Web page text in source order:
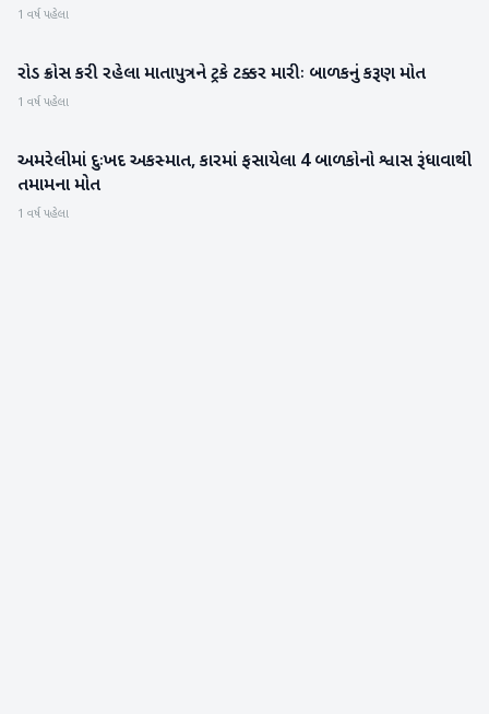
1 વર્ષ પહેલા
બનાસકાંઠા
રોડ ક્રોસ કરી રહેલા માતાપુત્રને ટ્રકે ટક્કર મારીઃ બાળકનું કરૂણ મોત
1 વર્ષ પહેલા
ગુજરાત
અમરેલીમાં દુઃખદ અકસ્માત, કારમાં ફસાયેલા 4 બાળકોનો શ્વાસ રૂંધાવાથી
તમામના મોત
1 વર્ષ પહેલા